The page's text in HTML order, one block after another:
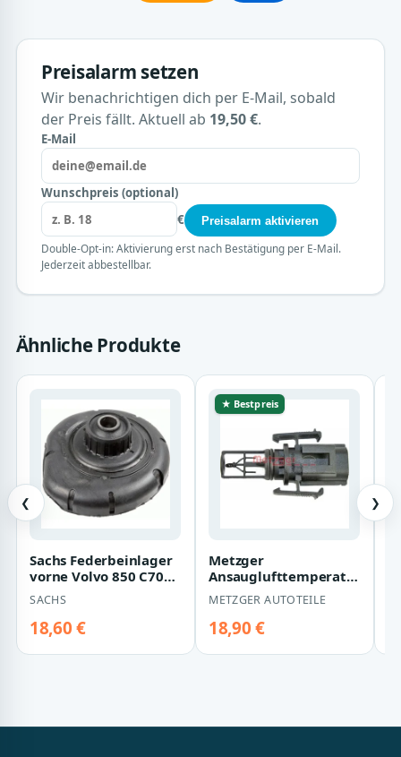
Preisalarm setzen
Wir benachrichtigen dich per E-Mail, sobald
der Preis fällt. Aktuell ab 19,50 €.
E-Mail
Wunschpreis (optional)
€
Preisalarm aktivieren
Double-Opt-in: Aktivierung erst nach Bestätigung per E-Mail.
Jederzeit abbestellbar.
Ähnliche Produkte
❮
Sachs Federbeinlager
vorne Volvo 850 C70
S60 S70 S80 V70 Xc70
Xc90
SACHS
18,60 €
★ Bestpreis
Metzger
Volvo C70 S60 S70 S80
V70 Xc70
METZGER AUTOTEILE
18,90 €
❯